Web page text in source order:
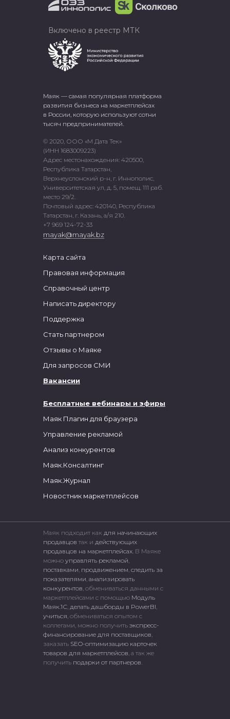
Маяк — самая популярная платформа
развития бизнеса на маркетплейсах
в России, которую используют сотни
тысяч предпринимателей.
© 2020, ООО «М Дата Тек»
(ИНН 1683009223)
Адрес местонахождения: 420500,
Республика Татарстан,
Верхнеуслонский р-н, г. Иннополис,
Университетская ул, д. 5, помещ. 111 раб.
место 29/2.
Почтовый адрес: 420140, Республика
Татарстан, г. Казань, а/я 210.
+7 969 124-72-33
mayak@mayak.bz
Бесплатные вебинары и эфиры
Маяк Плагин для браузера
Управление рекламой
Анализ конкурентов
Маяк.Консалтинг
Маяк.Журнал
Новостник маркетплейсов
Карта сайта
Правовая информация
Справочный центр
Написать директору
Поддержка
Стать партнером
Отзывы о Маяке
Для запросов СМИ
Вакансии
Включено в реестр МТК
Маяк подходит как для начинающих
продавцов так и действующих
продавцов на маркетплейсах. В Маяке
можно управлять рекламой
поставками продвижением следить за
показателями анализировать
конкурентов , обмениваться данными с
маркетплейсами c помощью Модуль
Маяк.1С делать дашборды в PowerBI
учиться , обмениваться опытом с
коллегами, можно получить экспресс-
финансирование для поставщиков
заказать SEO-оптимизацию карточек
товаров для маркетплейсов , а так же
получить подарки от партнеров